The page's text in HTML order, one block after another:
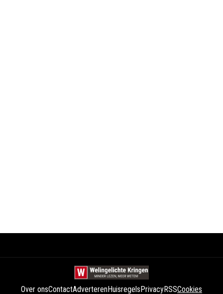
Over onsContactAdverterenHuisregelsPrivacyRSSCookies